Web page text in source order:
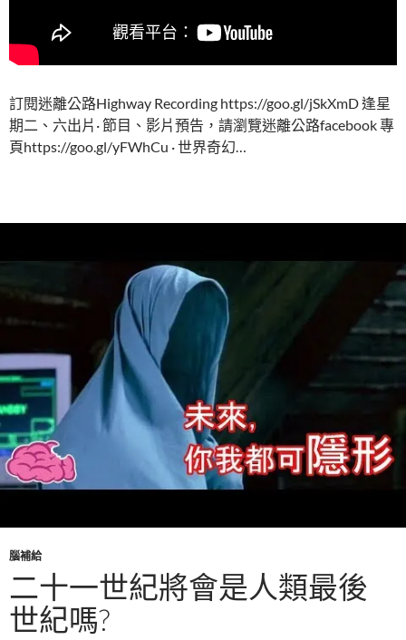
訂閱迷離公路Highway Recording https://goo.gl/jSkXmD 逢星
期二、六出片· 節目、影片預告，請瀏覽迷離公路facebook 專
頁https://goo.gl/yFWhCu · 世界奇幻…
腦補給
二十一世紀將會是人類最後
世紀嗎?